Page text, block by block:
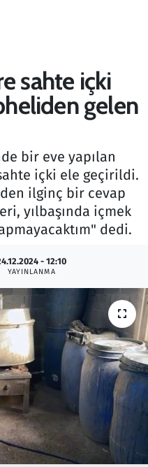
sahte içki
gelen
bir eve yapılan
içki ele geçirildi.
ilginç bir cevap
yılbaşında içmek
dedi.
- 12:10
YAYINLANMA